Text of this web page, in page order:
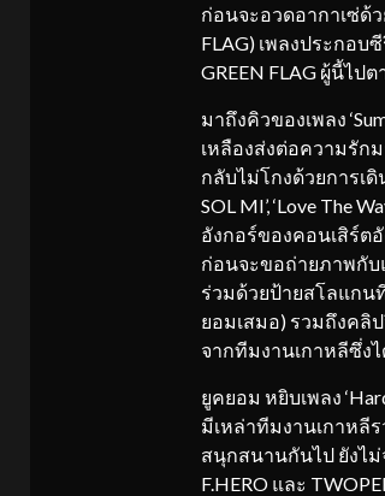
ก่อนจะอวดอากาเซ่ด้ว
FLAG) เพลงประกอบ
GREEN FLAG ผู้นี้ไป
มาถึงคิวของเพลง
เหลืองส่งต่อความรัก
กลับไม่โกงด้วยการเ
SOL MI’, ‘Love The
อังกอร์ของคอนเสิร์ตอั
ก่อนจะขอถ่ายภาพกับ
ร่วมด้วยป้ายสโลแกนที่
ยอมเสมอ) รวมถึงคลิ
จากทีมงานเกาหลีซึ่ง
ยูคยอม หยิบเพลง
มีเหล่าทีมงานเกาหลี
สนุกสนานกันไป ยังไม่
F.HERO และ